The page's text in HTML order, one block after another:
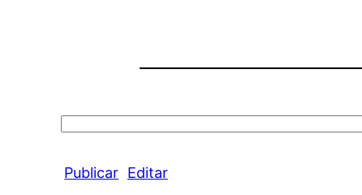
Search
Publicar Editar